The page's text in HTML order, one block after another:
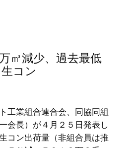
㎥減少、過去最低
コン
工業組合連合会、同協同組
会長）が４月２５日発表し
コン出荷量（非組合員は推